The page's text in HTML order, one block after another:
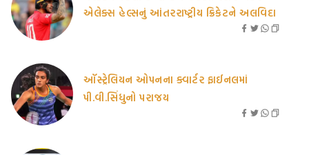
એલેક્સ હેલ્સનું આંતરરાષ્ટ્રીય ક્રિકેટને અલવિદા
ઑસ્ટ્રેલિયન ઓપનના ક્વાર્ટર ફાઈનલમાં
પી.વી.સિંધુનો પરાજય